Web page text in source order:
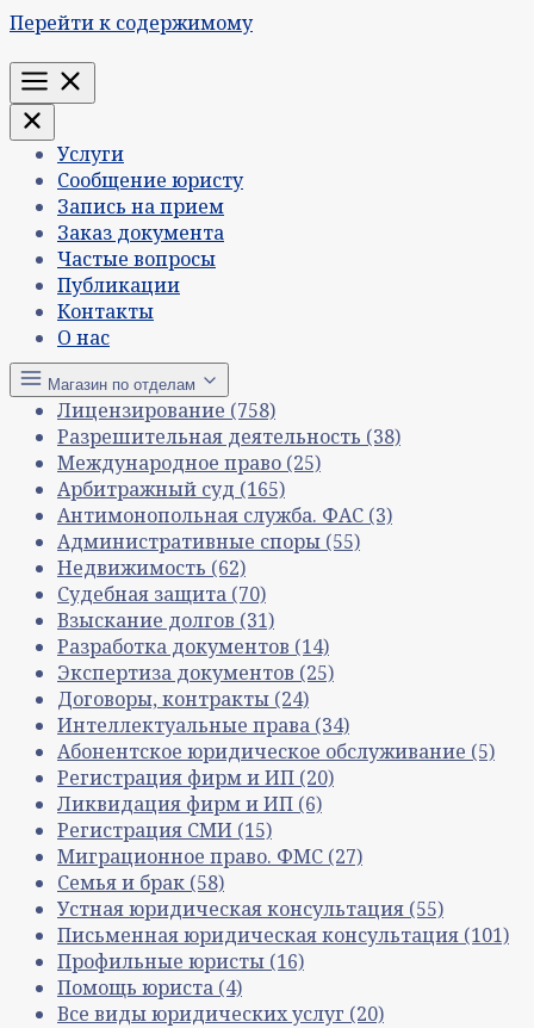
Перейти к содержимому
Меню
Услуги
Сообщение юристу
Запись на прием
Заказ документа
Частые вопросы
Публикации
Контакты
О нас
Магазин по отделам
Лицензирование (758)
Разрешительная деятельность (38)
Международное право (25)
Арбитражный суд (165)
Антимонопольная служба. ФАС (3)
Административные споры (55)
Недвижимость (62)
Судебная защита (70)
Взыскание долгов (31)
Разработка документов (14)
Экспертиза документов (25)
Договоры, контракты (24)
Интеллектуальные права (34)
Абонентское юридическое обслуживание (5)
Регистрация фирм и ИП (20)
Ликвидация фирм и ИП (6)
Регистрация СМИ (15)
Миграционное право. ФМС (27)
Семья и брак (58)
Устная юридическая консультация (55)
Письменная юридическая консультация (101)
Профильные юристы (16)
Помощь юриста (4)
Все виды юридических услуг (20)